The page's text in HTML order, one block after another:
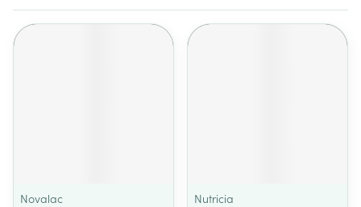
Novalac
Nutricia